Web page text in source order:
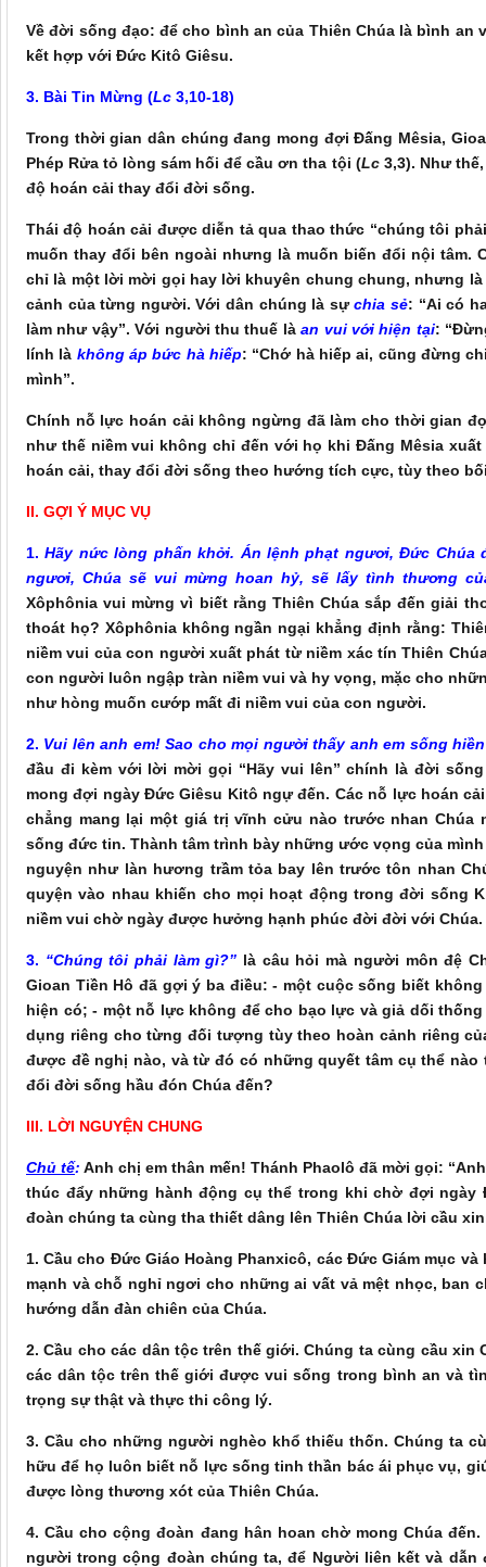
Về đời sống đạo: để cho bình an của Thiên Chúa là bình
kết hợp với Đức Kitô Giêsu.
3. Bài Tin Mừng (Lc 3,10-18)
Trong thời gian dân chúng đang mong đợi Đấng Mêsia,
Phép Rửa tỏ lòng sám hối để cầu ơn tha tội (Lc3,3). Như
độ hoán cải thay đổi đời sống.
Thái độ hoán cải được diễn tả qua thao thức “chúng tôi
muốn thay đổi bên ngoài nhưng là muốn biến đổi nội tâm.
chỉ là một lời mời gọi hay lời khuyên chung chung, nhưng
cảnh của từng người. Với dân chúng là sựchia sẻ: “Ai có
làm như vậy”. Với người thu thuế làan vui với hiện tại:
lính là không áp bức hà hiếp: “Chớ hà hiếp ai, cũng đừng
mình”.
Chính nỗ lực hoán cải không ngừng đã làm cho thời gian
như thế niềm vui không chỉ đến với họ khi Đấng Mêsia
hoán cải, thay đổi đời sống theo hướng tích cực, tùy theo
II. GỢI Ý MỤC VỤ
1.Hãy nức lòng phấn khởi. Án lệnh phạt ngươi, Đức
ngươi, Chúa sẽ vui mừng hoan hỷ, sẽ lấy tình thương
Xôphônia vui mừng vì biết rằng Thiên Chúa sắp đến giải
thoát họ? Xôphônia không ngần ngại khẳng định rằng:
niềm vui của con người xuất phát từ niềm xác tín Thiên
con người luôn ngập tràn niềm vui và hy vọng, mặc cho
như hòng muốn cướp mất đi niềm vui của con người.
2. Vui lên anh em! Sao cho mọi người thấy anh em sống
đầu đi kèm với lời mời gọi “Hãy vui lên” chính là đời
mong đợi ngày Đức Giêsu Kitô ngự đến. Các nỗ lực hoán
chẳng mang lại một giá trị vĩnh cửu nào trước nhan
sống đức tin. Thành tâm trình bày những ước vọng của
nguyện như làn hương trầm tỏa bay lên trước tôn nhan
quyện vào nhau khiến cho mọi hoạt động trong đời
niềm vui chờ ngày được hưởng hạnh phúc đời đời với Chúa.
3. “Chúng tôi phải làm gì?” là câu hỏi mà người môn đệ
Gioan Tiền Hô đã gợi ý ba điều: - một cuộc sống biết
hiện có; - một nỗ lực không để cho bạo lực và giả dối
dụng riêng cho từng đối tượng tùy theo hoàn cảnh riêng
được đề nghị nào, và từ đó có những quyết tâm cụ thể
đổi đời sống hầu đón Chúa đến?
III. LỜI NGUYỆN CHUNG
Chủ tế: Anh chị em thân mến! Thánh Phaolô đã mời gọi:
thúc đẩy những hành động cụ thể trong khi chờ đợi
đoàn chúng ta cùng tha thiết dâng lên Thiên Chúa lời cầu
1. Cầu cho Đức Giáo Hoàng Phanxicô, các Đức Giám mục
mạnh và chỗ nghỉ ngơi cho những ai vất vả mệt nhọc,
hướng dẫn đàn chiên của Chúa.
2. Cầu cho các dân tộc trên thế giới. Chúng ta cùng cầu
các dân tộc trên thế giới được vui sống trong bình an và
trọng sự thật và thực thi công lý.
3. Cầu cho những người nghèo khổ thiếu thốn. Chúng ta
hữu để họ luôn biết nỗ lực sống tinh thần bác ái phục vụ,
được lòng thương xót của Thiên Chúa.
4. Cầu cho cộng đoàn đang hân hoan chờ mong Chúa
người trong cộng đoàn chúng ta, để Người liên kết và